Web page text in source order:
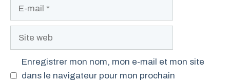
Enregistrer mon nom, mon e-mail et mon site
dans le navigateur pour mon prochain